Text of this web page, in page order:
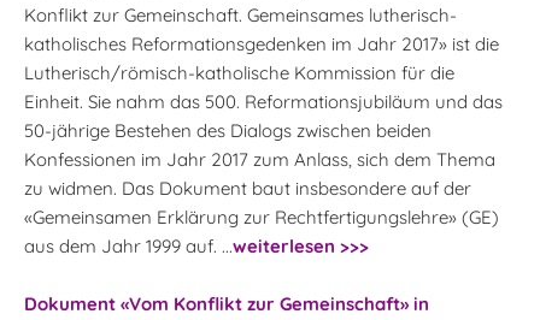
Konflikt zur Gemeinschaft. Gemeinsames lutherisch-
katholisches Reformationsgedenken im Jahr 2017» ist die
Lutherisch/römisch-katholische Kommission für die
Einheit. Sie nahm das 500. Reformationsjubiläum und das
50-jährige Bestehen des Dialogs zwischen beiden
Konfessionen im Jahr 2017 zum Anlass, sich dem Thema
zu widmen. Das Dokument baut insbesondere auf der
«Gemeinsamen Erklärung zur Rechtfertigungslehre» (GE)
aus dem Jahr 1999 auf. ...weiterlesen >>>
Dokument «Vom Konflikt zur Gemeinschaft» in